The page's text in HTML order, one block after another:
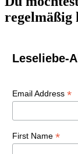
regelmäßig
Leseliebe-
Email Address *
First Name *